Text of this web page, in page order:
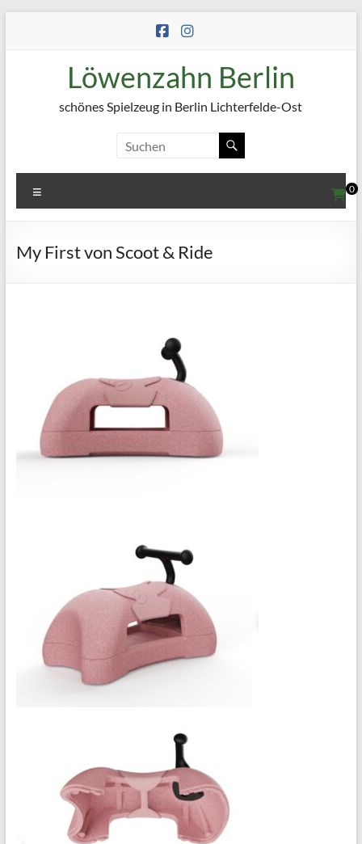
Löwenzahn Berlin
schönes Spielzeug in Berlin Lichterfelde-Ost
0
My First von Scoot & Ride